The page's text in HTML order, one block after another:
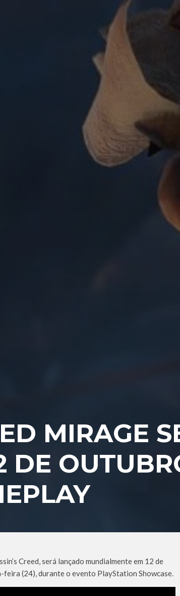
MIRAGE
DE
Creed, será lançado mundialmente em 12 de
(24), durante o evento PlayStation Showcase.